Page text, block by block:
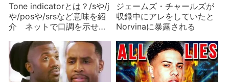
Tone indicatorとは？/sや/j
や/posや/srsなど意味を紹
介 ネットで口調を示せる
行か
ジェームズ・チャールズが
収録中にアレをしていたと
Norvinaに暴露される